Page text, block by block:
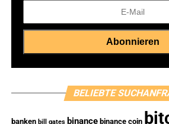
BELIEBTE
banken bill gates binance binance coin